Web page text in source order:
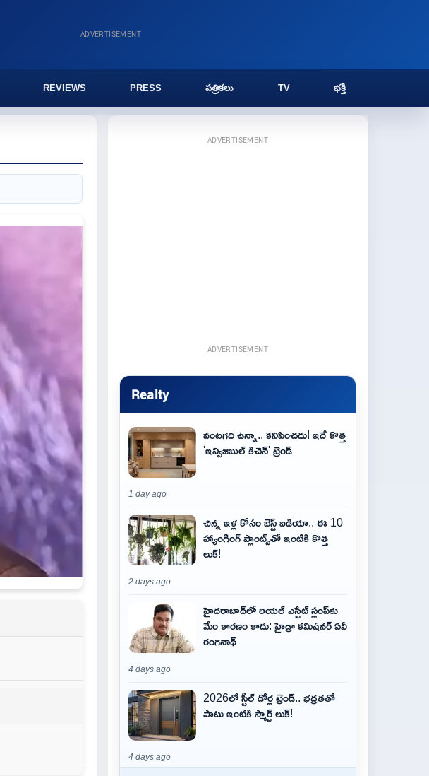
ADVERTISEMENT
REVIEWS PRESS పత్రికలు TV భక్తి
ADVERTISEMENT
ADVERTISEMENT
Realty
వంటగది ఉన్నా.. కనిపించదు! ఇదే కొత్త
'ఇన్విజిబుల్ కిచెన్' ట్రెండ్
1 day ago
చిన్న ఇళ్ల కోసం బెస్ట్ ఐడియా.. ఈ 10
హ్యాంగింగ్ ప్లాంట్స్‌తో ఇంటికి కొత్త
లుక్!
2 days ago
హైదరాబాద్‌లో రియల్ ఎస్టేట్ స్లంప్‌కు
మేం కారణం కాదు: హైడ్రా కమిషనర్ ఏవీ
రంగనాథ్
4 days ago
2026లో స్టీల్ డోర్ల ట్రెండ్.. భద్రతతో
పాటు ఇంటికి స్మార్ట్ లుక్!
4 days ago